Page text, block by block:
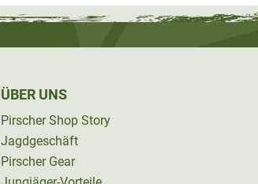
ÜBER UNS
Pirscher Shop Story
Jagdgeschäft
Pirscher Gear